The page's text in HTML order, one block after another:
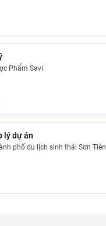
Phẩm Savi
lý dự án
phố du lịch sinh thái Sơn Tiên